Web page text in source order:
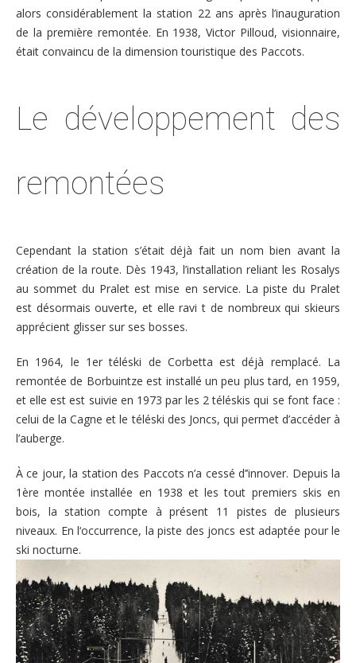
alors considérablement la station 22 ans après l’inauguration
de la première remontée. En 1938, Victor Pilloud, visionnaire,
était convaincu de la dimension touristique des Paccots.
Le développement des
remontées
Cependant la station s’était déjà fait un nom bien avant la
création de la route. Dès 1943, l’installation reliant les Rosalys
au sommet du Pralet est mise en service. La piste du Pralet
est désormais ouverte, et elle ravi t de nombreux qui skieurs
apprécient glisser sur ses bosses.
En 1964, le 1er téléski de Corbetta est déjà remplacé. La
remontée de Borbuintze est installé un peu plus tard, en 1959,
et elle est est suivie en 1973 par les 2 téléskis qui se font face :
celui de la Cagne et le téléski des Joncs, qui permet d’accéder à
l’auberge.
À ce jour, la station des Paccots n’a cessé d’’innover. Depuis la
1ère montée installée en 1938 et les tout premiers skis en
bois, la station compte à présent 11 pistes de plusieurs
niveaux. En l‘occurrence, la piste des joncs est adaptée pour le
ski nocturne.